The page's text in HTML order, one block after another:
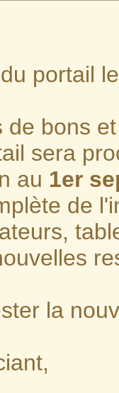
portail
de bons
sera
au 1er
de
la